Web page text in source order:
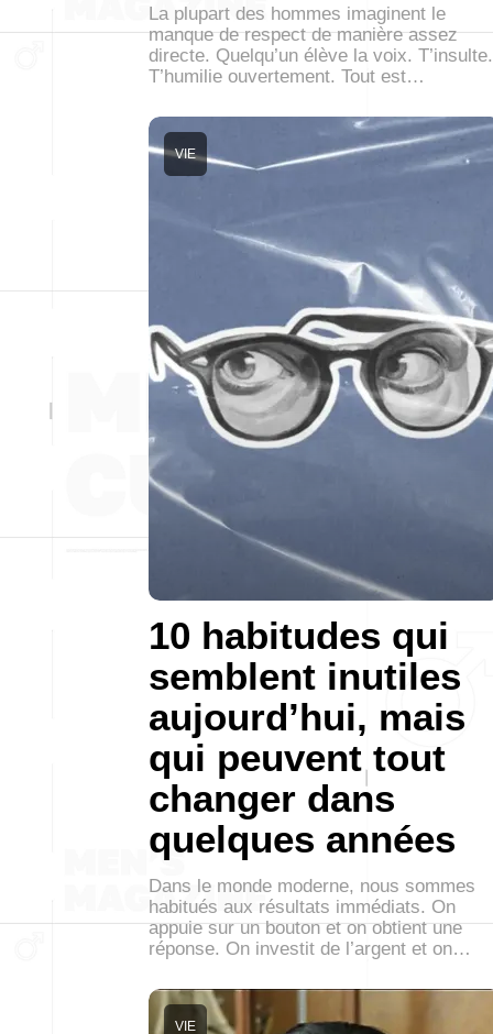
La plupart des hommes imaginent le
manque de respect de manière assez
directe. Quelqu’un élève la voix. T’insulte.
T’humilie ouvertement. Tout est…
10 habitudes qui
semblent inutiles
aujourd’hui, mais
qui peuvent tout
changer dans
quelques années
VIE
Dans le monde moderne, nous sommes
habitués aux résultats immédiats. On
appuie sur un bouton et on obtient une
réponse. On investit de l’argent et on…
VIE